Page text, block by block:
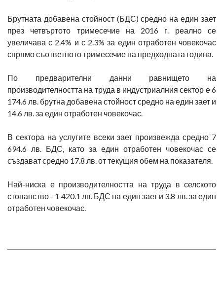
Брутната добавена стойност (БДС) средно на един зает
през четвъртото тримесечие на 2016 г. реално се
увеличава с 2.4% и с 2.3% за един отработен човекочас
спрямо съответното тримесечие на предходната година.
По предварителни данни равнището на
производителността на труда в индустриалния сектор е 6
174.6 лв. брутна добавена стойност средно на един зает и
14.6 лв. за един отработен човекочас.
В сектора на услугите всеки зает произвежда средно 7
694.6 лв. БДС, като за един отработен човекочас се
създават средно 17.8 лв. от текущия обем на показателя.
Най-ниска е производителността на труда в селското
стопанство - 1 420.1 лв. БДС на един зает и 3.8 лв. за един
отработен човекочас.